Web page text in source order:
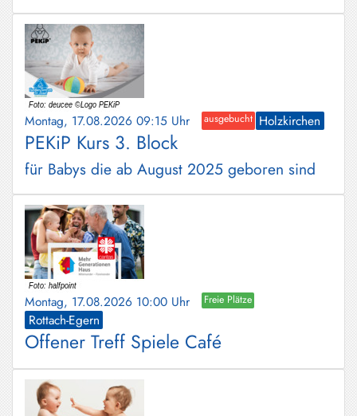
Montag, 17.08.2026 09:15 Uhr ausgebucht Holzkirchen
PEKiP Kurs 3. Block
für Babys die ab August 2025 geboren sind
Montag, 17.08.2026 10:00 Uhr Freie Plätze
Rottach-Egern
Offener Treff Spiele Café